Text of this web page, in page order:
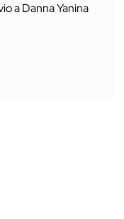
a Danna Yanina